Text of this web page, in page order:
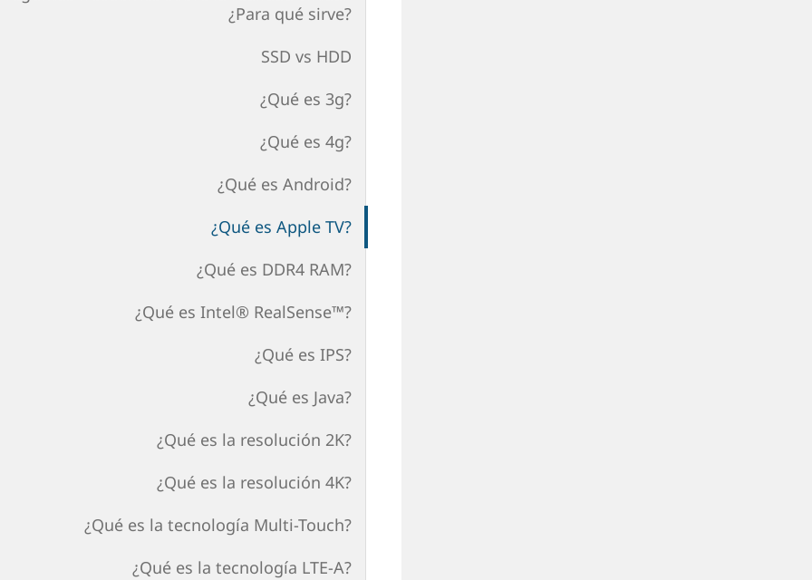
¿Para qué sirve?
SSD vs HDD
¿Qué es 3g?
¿Qué es 4g?
¿Qué es Android?
¿Qué es Apple TV?
¿Qué es DDR4 RAM?
¿Qué es Intel® RealSense™?
¿Qué es IPS?
¿Qué es Java?
¿Qué es la resolución 2K?
¿Qué es la resolución 4K?
¿Qué es la tecnología Multi-Touch?
¿Qué es la tecnología LTE-A?